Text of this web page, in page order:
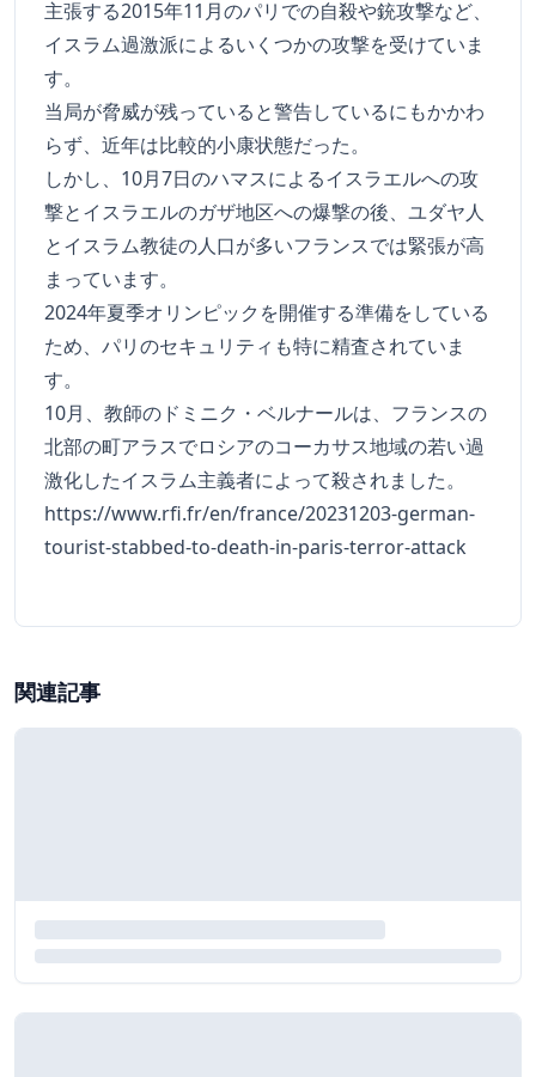
主張する2015年11月のパリでの自殺や銃攻撃など、
イスラム過激派によるいくつかの攻撃を受けていま
す。
当局が脅威が残っていると警告しているにもかかわ
らず、近年は比較的小康状態だった。
しかし、10月7日のハマスによるイスラエルへの攻
撃とイスラエルのガザ地区への爆撃の後、ユダヤ人
とイスラム教徒の人口が多いフランスでは緊張が高
まっています。
2024年夏季オリンピックを開催する準備をしている
ため、パリのセキュリティも特に精査されていま
す。
10月、教師のドミニク・ベルナールは、フランスの
北部の町アラスでロシアのコーカサス地域の若い過
激化したイスラム主義者によって殺されました。
https://www.rfi.fr/en/france/20231203-german-
tourist-stabbed-to-death-in-paris-terror-attack
関連記事